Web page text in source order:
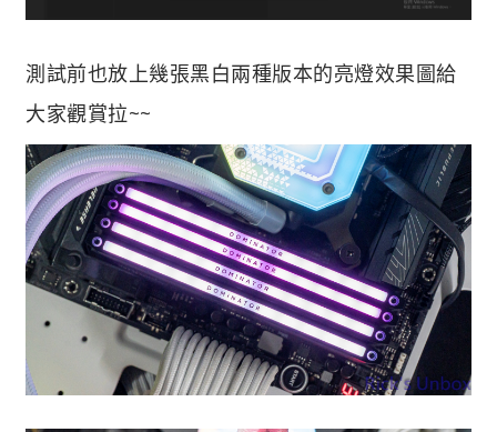
測試前也放上幾張黑白兩種版本的亮燈效果圖給
大家觀賞拉~~